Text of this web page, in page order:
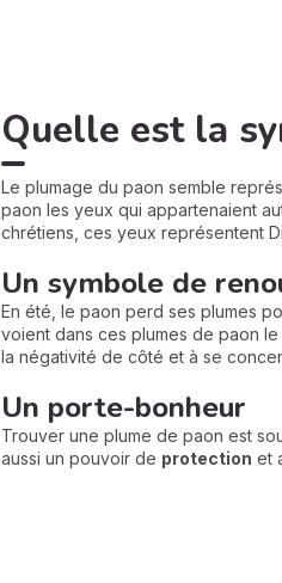
Quelle est la
Le plumage du paon semble
paon les yeux qui appartenaient
chrétiens, ces yeux représentent
Un symbole de
En été, le paon perd ses plumes
voient dans ces plumes de paon
la négativité de côté et à se
Un porte-bonheur
Trouver une plume de paon est
aussi un pouvoir de protection et